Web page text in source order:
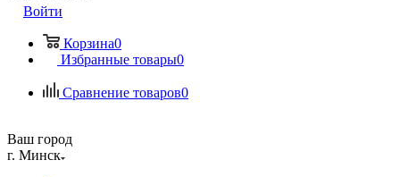
Войти
Корзина0
Избранные товары0
Сравнение товаров0
Ваш город
г. Минск